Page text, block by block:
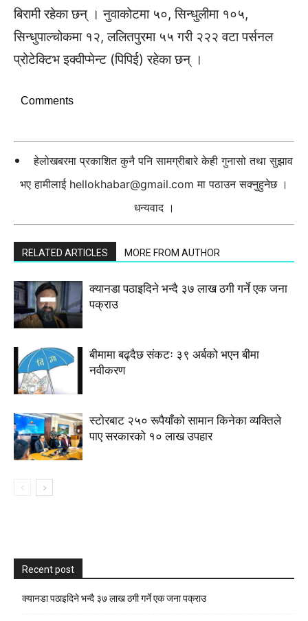
बिरामी रहेका छन् । नुवाकोटमा ५०, सिन्धुलीमा १०५,
सिन्धुपाल्चोकमा १२, ललितपुरमा ५५ गरी २२२ वटा पर्सनल
प्रोटेक्टिभ इक्वीप्मेन्ट (पिपिई) रहेका छन् ।
Comments
हेलोखबरमा प्रकाशित कुनै पनि सामग्रीबारे केही गुनासो तथा सुझाव
भए हामीलाई hellokhabar@gmail.com मा पठाउन सक्नुहुनेछ ।
धन्यवाद ।
RELATED ARTICLES MORE FROM AUTHOR
क्यानडा पठाइदिने भन्दै ३७ लाख ठगी गर्ने एक जना
पक्राउ
बीमामा बढ्दैछ संकटः ३९ अर्बको भएन बीमा
नवीकरण
स्टाेरबाट २५० रूपैयाँको सामान किनेका व्यक्तिले
पाए सरकारको १० लाख उपहार
Recent post
क्यानडा पठाइदिने भन्दै ३७ लाख ठगी गर्ने एक जना पक्राउ